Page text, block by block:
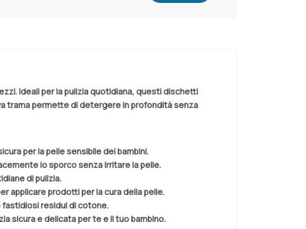
Ideali per la pulizia quotidiana, questi dischetti
trama permette di detergere in profondità senza
per la pelle sensibile dei bambini.
lo sporco senza irritare la pelle.
di pulizia.
applicare prodotti per la cura della pelle.
fastidiosi residui di cotone.
sicura e delicata per te e il tuo bambino.